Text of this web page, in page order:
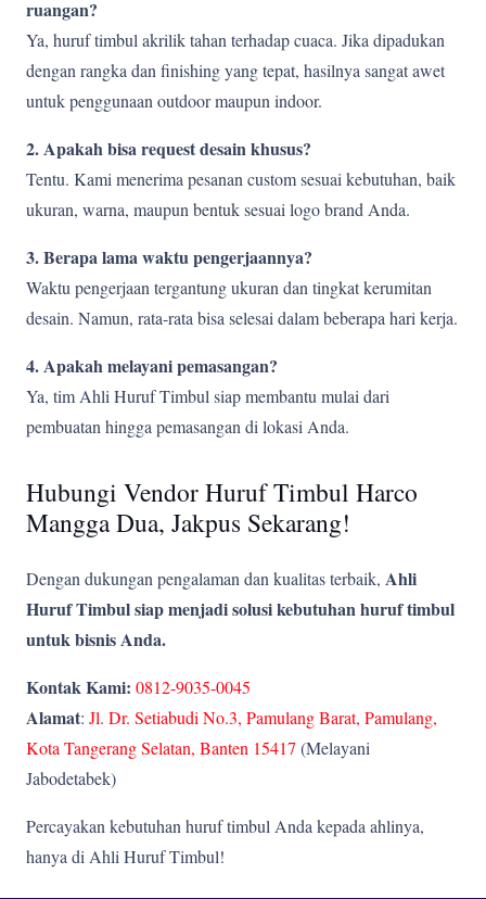
ruangan?
Ya, huruf timbul akrilik tahan terhadap cuaca. Jika dipadukan
dengan rangka dan finishing yang tepat, hasilnya sangat awet
untuk penggunaan outdoor maupun indoor.
2. Apakah bisa request desain khusus?
Tentu. Kami menerima pesanan custom sesuai kebutuhan, baik
ukuran, warna, maupun bentuk sesuai logo brand Anda.
3. Berapa lama waktu pengerjaannya?
Waktu pengerjaan tergantung ukuran dan tingkat kerumitan
desain. Namun, rata-rata bisa selesai dalam beberapa hari kerja.
4. Apakah melayani pemasangan?
Ya, tim Ahli Huruf Timbul siap membantu mulai dari
pembuatan hingga pemasangan di lokasi Anda.
Hubungi Vendor Huruf Timbul Harco
Mangga Dua, Jakpus Sekarang!
Dengan dukungan pengalaman dan kualitas terbaik, Ahli
Huruf Timbul siap menjadi solusi kebutuhan huruf timbul
untuk bisnis Anda.
Kontak Kami: 0812-9035-0045
Alamat: Jl. Dr. Setiabudi No.3, Pamulang Barat, Pamulang,
Kota Tangerang Selatan, Banten 15417 (Melayani
Jabodetabek)
Percayakan kebutuhan huruf timbul Anda kepada ahlinya,
hanya di Ahli Huruf Timbul!